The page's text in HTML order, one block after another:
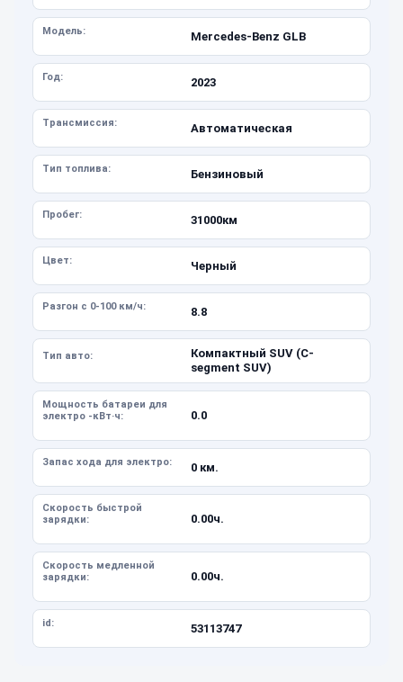
Модель: Mercedes-Benz GLB
Год: 2023
Трансмиссия: Автоматическая
Тип топлива: Бензиновый
Пробег: 31000км
Цвет: Черный
Разгон с 0-100 км/ч: 8.8
Тип авто:
Компактный SUV (C-
segment SUV)
Мощность батареи для
электро -кВт·ч:
0.0
Запас хода для электро: 0 км.
Скорость быстрой
зарядки:
0.00ч.
Скорость медленной
зарядки:
0.00ч.
id: 53113747